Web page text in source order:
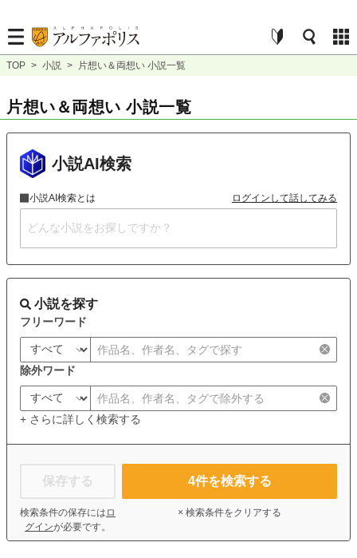
TOP > 小説 > 片想い＆両想い 小説一覧
片想い＆両想い 小説一覧
小説AI検索
小説AI検索とは ログインして話してみる
小説を探す
フリーワード
除外ワード
+ さらに詳しく検索する
保存する
検索条件の保存には ロ
グインが必要です。
4件を検索する
× 検索条件をクリアする